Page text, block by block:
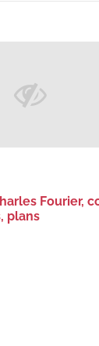
Fourier,
plans